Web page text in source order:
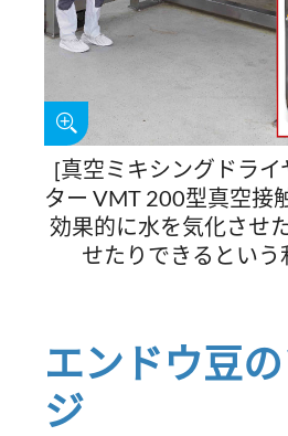
[真空ミキシングドラ
ター VMT 200型真空接
効果的に水を気化させ
せたりできるという
エンドウ豆
ジ